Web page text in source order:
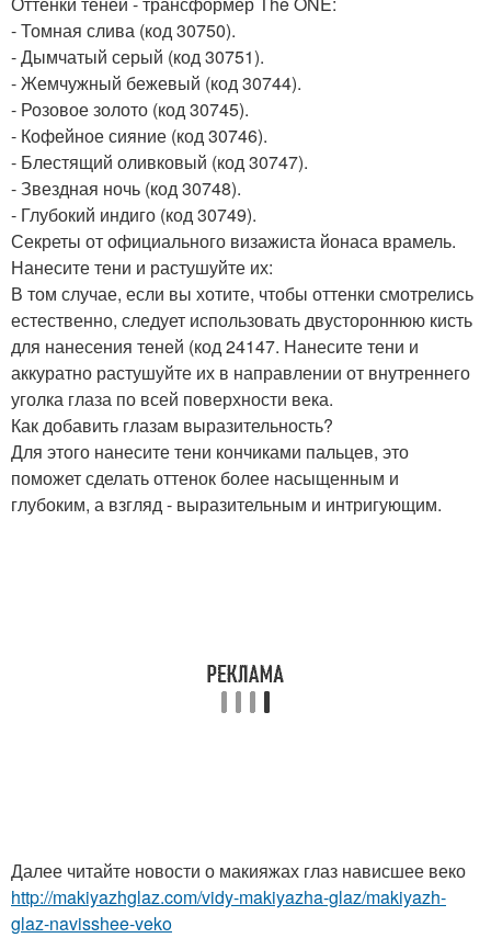
- Томная слива (код 30750).
- Дымчатый серый (код 30751).
- Жемчужный бежевый (код 30744).
- Розовое золото (код 30745).
- Кофейное сияние (код 30746).
- Блестящий оливковый (код 30747).
- Звездная ночь (код 30748).
- Глубокий индиго (код 30749).
Секреты от официального визажиста йонаса врамель.
Нанесите тени и растушуйте их:
В том случае, если вы хотите, чтобы оттенки смотрелись
естественно, следует использовать двустороннюю кисть
для нанесения теней (код 24147. Нанесите тени и
аккуратно растушуйте их в направлении от внутреннего
уголка глаза по всей поверхности века.
Как добавить глазам выразительность?
Для этого нанесите тени кончиками пальцев, это
поможет сделать оттенок более насыщенным и
глубоким, а взгляд - выразительным и интригующим.
Далее читайте новости о макияжах глаз нависшее веко
http://makiyazhglaz.com/vidy-makiyazha-glaz/makiyazh-
glaz-navisshee-veko